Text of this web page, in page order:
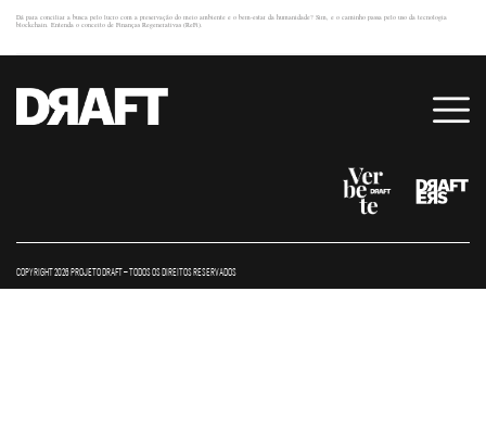
Dá para conciliar a busca pelo lucro com a preservação do meio ambiente e o bem-estar da humanidade? Sim, e o caminho passa pelo uso da tecnologia
blockchain. Entenda o conceito de Finanças Regenerativas (ReFi).
COPYRIGHT 2026 PROJETO DRAFT – TODOS OS DIREITOS RESERVADOS